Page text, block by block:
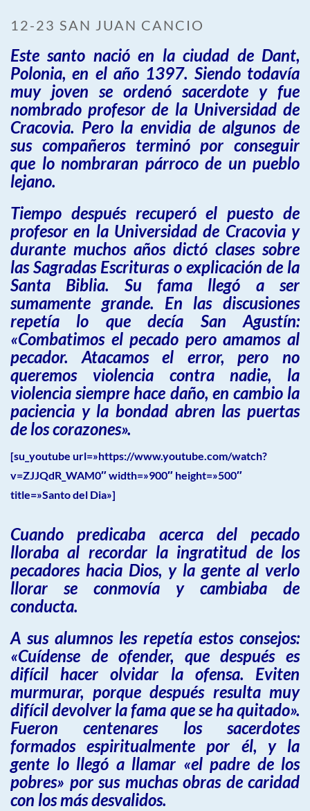
12-23 SAN JUAN CANCIO
Este santo nació en la ciudad de Dant,
Polonia, en el año 1397. Siendo todavía
muy joven se ordenó sacerdote y fue
nombrado profesor de la Universidad de
Cracovia. Pero la envidia de algunos de
sus compañeros terminó por conseguir
que lo nombraran párroco de un pueblo
lejano.
Tiempo después recuperó el puesto de
profesor en la Universidad de Cracovia y
durante muchos años dictó clases sobre
las Sagradas Escrituras o explicación de la
Santa Biblia. Su fama llegó a ser
sumamente grande. En las discusiones
repetía lo que decía San Agustín:
«Combatimos el pecado pero amamos al
pecador. Atacamos el error, pero no
queremos violencia contra nadie, la
violencia siempre hace daño, en cambio la
paciencia y la bondad abren las puertas
de los corazones».
[su_youtube url=»https://www.youtube.com/watch?
v=ZJJQdR_WAM0″ width=»900″ height=»500″
title=»Santo del Dia»]
Cuando predicaba acerca del pecado
lloraba al recordar la ingratitud de los
pecadores hacia Dios, y la gente al verlo
llorar se conmovía y cambiaba de
conducta.
A sus alumnos les repetía estos consejos:
«Cuídense de ofender, que después es
difícil hacer olvidar la ofensa. Eviten
murmurar, porque después resulta muy
difícil devolver la fama que se ha quitado».
Fueron centenares los sacerdotes
formados espiritualmente por él, y la
gente lo llegó a llamar «el padre de los
pobres» por sus muchas obras de caridad
con los más desvalidos.